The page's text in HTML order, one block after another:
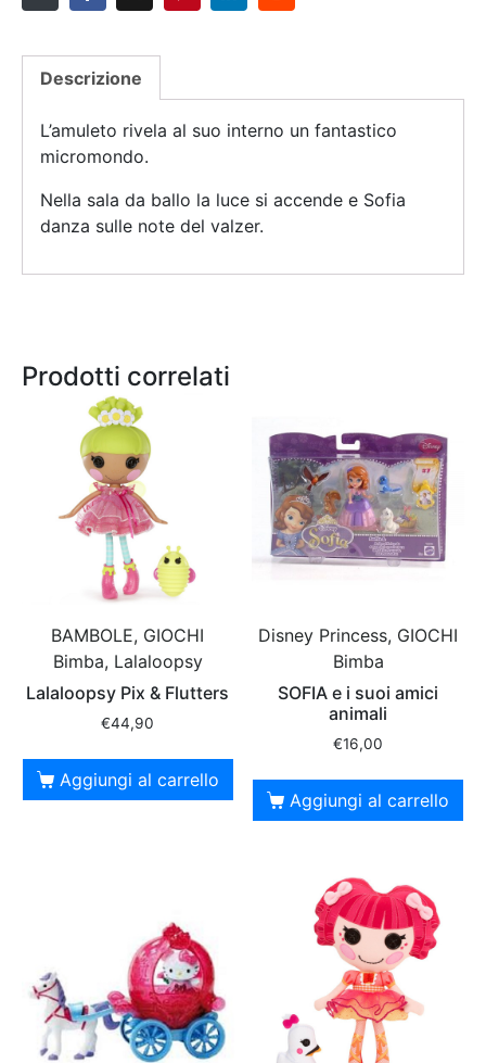
Descrizione
L’amuleto rivela al suo interno un fantastico
micromondo.
Nella sala da ballo la luce si accende e Sofia
danza sulle note del valzer.
Prodotti correlati
BAMBOLE, GIOCHI
Bimba, Lalaloopsy
Lalaloopsy Pix & Flutters
€44,90
Aggiungi al carrello
Disney Princess, GIOCHI
Bimba
SOFIA e i suoi amici
animali
€16,00
Aggiungi al carrello